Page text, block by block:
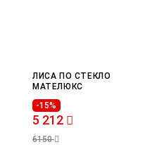
ЛИСА ПО СТЕКЛО
МАТЕЛЮКС
-15%
5 212
6150